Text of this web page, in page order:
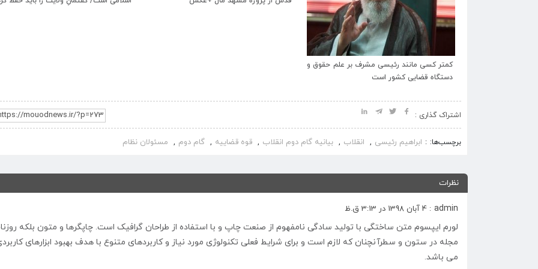
اشتراک گذاری :
برچسب‌ها: ابراهیم رئیسی , انقلاب , بیانیه گام دوم انقلاب , قوه قضاییه , گام دوم , مسئولان نظام
نظرات
admin : 4 آبان 1398 در 3:13 ق.ظ
لورم ایپسوم متن ساختگی با تولید سادگی نامفهوم از صنعت چاپ و با استفاده از طراحان گرافیک است. چاپگرها و متون بلکه
مجله در ستون و سطرآنچنان که لازم است و برای شرایط فعلی تکنولوژی مورد نیاز و کاربردهای متنوع با هدف بهبود ابزارهای
می باشد.